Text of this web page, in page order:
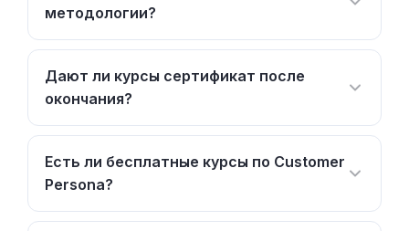
методологии?
Дают ли курсы сертификат после
окончания?
Есть ли бесплатные курсы по Customer
Persona?